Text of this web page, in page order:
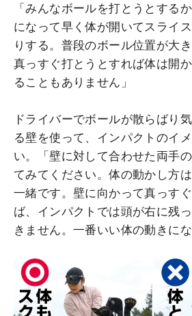
「みんなボールを打とうとする
になって早く体が開いてスライ
りする。普段のボール位置が大
真っすぐ打とうとすれば体は開
ることもありません」
ドライバーでボールが散らばり
る壁を使って、インパクトのイ
い。「壁に対して合わせた両手
てみてください。体の動かし方
一緒です。壁に向かって真っす
ば、インパクトでは頭が右に残
きません。一番いい体の動きにな